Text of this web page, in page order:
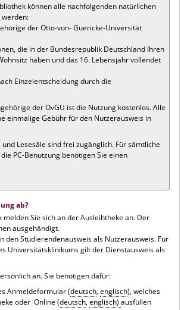
können alle nachfolgenden natürlichen
werden:
der Otto-von- Guericke-Universität
die in der Bundesrepublik Deutschland Ihren
haben und das 16. Lebensjahr vollendet
Einzelentscheidung durch die
der OvGU ist die Nutzung kostenlos. Alle
einmalige Gebühr für den Nutzerausweis in
Lesesäle sind frei zugänglich. Für sämtliche
PC-Benutzung benötigen Sie einen
ab?
Sie sich an der Ausleihtheke an. Der
ausgehändigt.
den Studierendenausweis als Nutzerausweis. Für
Universitätsklinikums gilt der Dienstausweis als
an. Sie benötigen dafür:
Anmeldeformular (deutsch,englisch), welches
oder Online (deutsch,englisch)ausfüllen